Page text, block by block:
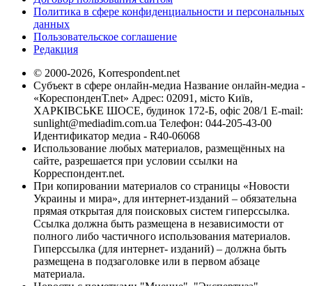
Политика в сфере конфиденциальности и персональных
данных
Пользовательское соглашение
Редакция
© 2000-2026, Korrespondent.net
Субъект в сфере онлайн-медиа Название онлайн-медиа -
«КореспонденТ.net» Адрес: 02091, місто Київ,
ХАРКІВСЬКЕ ШОСЕ, будинок 172-Б, офіс 208/1 E-mail:
sunlight@mediadim.com.ua Телефон: 044-205-43-00
Идентификатор медиа - R40-06068
Использование любых материалов, размещённых на
сайте, разрешается при условии ссылки на
Корреспондент.net.
При копировании материалов со страницы «Новости
Украины и мира», для интернет-изданий – обязательна
прямая открытая для поисковых систем гиперссылка.
Ссылка должна быть размещена в независимости от
полного либо частичного использования материалов.
Гиперссылка (для интернет- изданий) – должна быть
размещена в подзаголовке или в первом абзаце
материала.